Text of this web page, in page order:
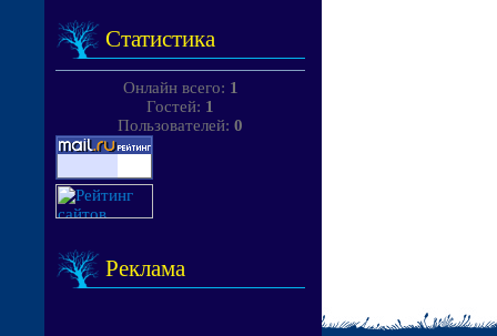
Статистика
Онлайн всего: 1
Гостей: 1
Пользователей: 0
Реклама